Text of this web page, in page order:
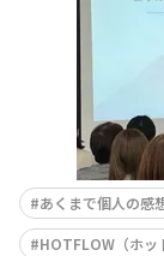
あくまで個人の感
HOTFLOW（ホッ